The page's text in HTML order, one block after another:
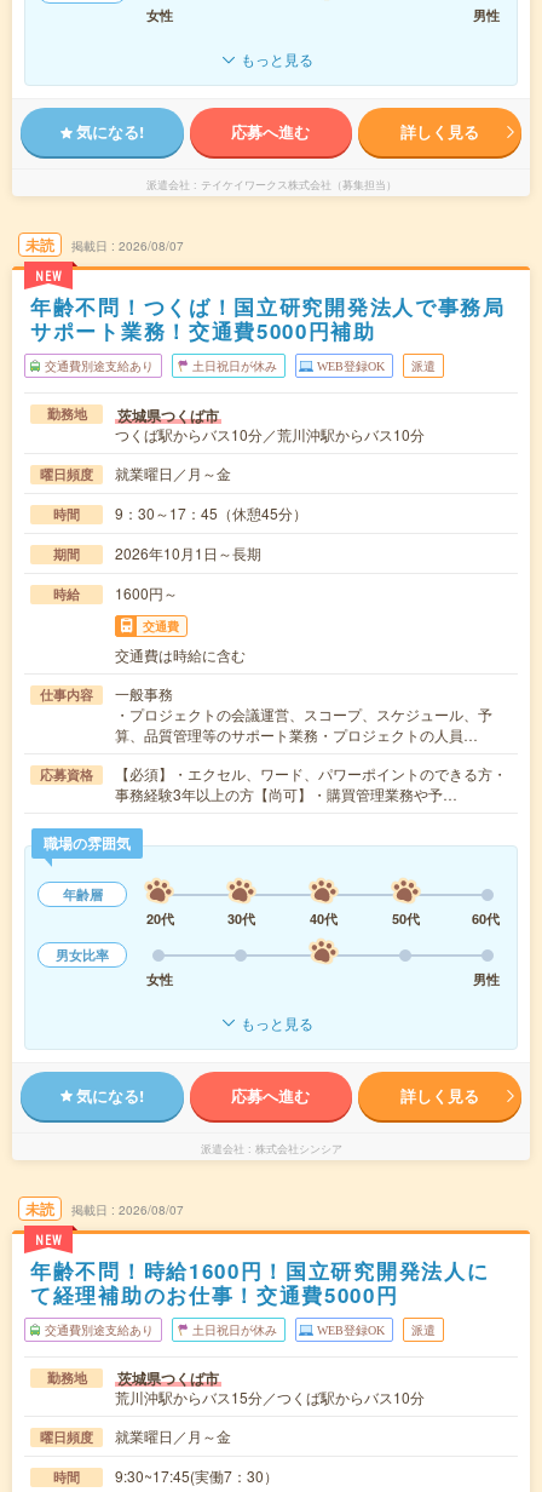
女性
男性
もっと見る
気になる! 応募へ進む 詳しく見る
派遣会社 テイケイワークス株式会社（募集担当）
未読
NEW
掲載日 2026/08/07
年齢不問！つくば！国立研究開発法人で事務局
サポート業務！交通費5000円補助
交通費別途支給あり 土日祝日が休み WEB登録OK 派遣
勤務地 茨城県つくば市
つくば駅からバス10分／荒川沖駅からバス10分
曜日頻度 就業曜日／月～金
時間 9：30～17：45（休憩45分）
期間 2026年10月1日～長期
時給 1600円～
交通費
交通費は時給に含む
仕事内容
一般事務
・プロジェクトの会議運営、スコープ、スケジュール、予
算、品質管理等のサポート業務・プロジェクトの人員…
応募資格
【必須】・エクセル、ワード、パワーポイントのできる方・
事務経験3年以上の方【尚可】・購買管理業務や予…
職場の雰囲気
年齢層
20代
30代 40代 50代
60代
男女比率
女性
男性
もっと見る
気になる! 応募へ進む 詳しく見る
派遣会社 株式会社シンシア
未読
NEW
掲載日 2026/08/07
年齢不問！時給1600円！国立研究開発法人に
て経理補助のお仕事！交通費5000円
交通費別途支給あり 土日祝日が休み WEB登録OK 派遣
勤務地 茨城県つくば市
荒川沖駅からバス15分／つくば駅からバス10分
曜日頻度 就業曜日／月～金
時間 9:30~17:45(実働7：30）